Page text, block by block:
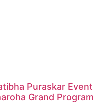
Puraskar Event
Grand Program